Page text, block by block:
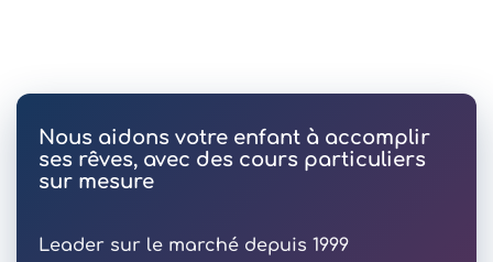
Nous aidons votre enfant à accomplir
ses rêves, avec des cours particuliers
sur mesure
Leader sur le marché depuis 1999